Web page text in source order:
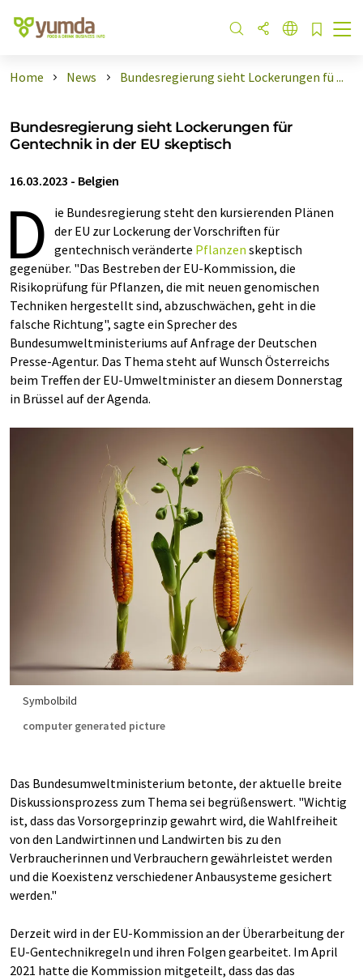
Home News Bundesregierung sieht Lockerungen fü ...
Bundesregierung sieht Lockerungen für
Gentechnik in der EU skeptisch
16.03.2023 - Belgien
D
ie Bundesregierung steht den kursierenden Plänen
der EU zur Lockerung der Vorschriften für
gentechnisch veränderte Pflanzen skeptisch
gegenüber. "Das Bestreben der EU-Kommission, die
Risikoprüfung für Pflanzen, die mit neuen genomischen
Techniken hergestellt sind, abzuschwächen, geht in die
falsche Richtung", sagte ein Sprecher des
Bundesumweltministeriums auf Anfrage der Deutschen
Presse-Agentur. Das Thema steht auf Wunsch Österreichs
beim Treffen der EU-Umweltminister an diesem Donnerstag
in Brüssel auf der Agenda.
Symbolbild
computer generated picture
Das Bundesumweltministerium betonte, der aktuelle breite
Diskussionsprozess zum Thema sei begrüßenswert. "Wichtig
ist, dass das Vorsorgeprinzip gewahrt wird, die Wahlfreiheit
von den Landwirtinnen und Landwirten bis zu den
Verbraucherinnen und Verbrauchern gewährleistet werden
und die Koexistenz verschiedener Anbausysteme gesichert
werden."
Derzeit wird in der EU-Kommission an der Überarbeitung der
EU-Gentechnikregeln und ihren Folgen gearbeitet. Im April
2021 hatte die Kommission mitgeteilt, dass das das